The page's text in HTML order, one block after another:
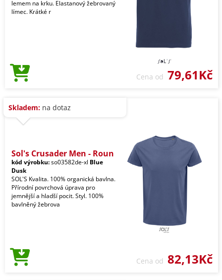
lemem na krku. Elastanový žebrovaný
límec. Krátké r
Cena od 79,61Kč
Skladem: na dotaz
Sol's Crusader Men - Roun
kód výrobku:so03582de-xl Blue
Dusk
SOL'S Kvalita. 100% organická bavlna.
Přírodní povrchová úprava pro
jemnější a hladší pocit. Styl. 100%
bavlněný žebrova
Cena od 82,13Kč